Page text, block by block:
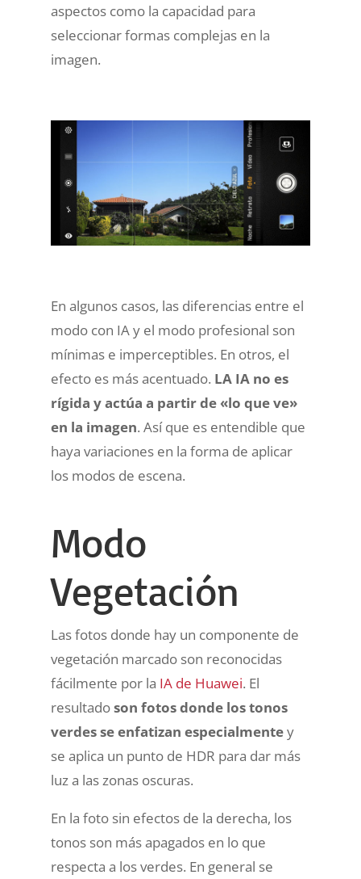
aspectos como la capacidad para
seleccionar formas complejas en la
imagen.
En algunos casos, las diferencias entre el
modo con IA y el modo profesional son
mínimas e imperceptibles. En otros, el
efecto es más acentuado. LA IA no es
rígida y actúa a partir de «lo que ve»
en la imagen. Así que es entendible que
haya variaciones en la forma de aplicar
los modos de escena.
Modo
Vegetación
Las fotos donde hay un componente de
vegetación marcado son reconocidas
fácilmente por la IA de Huawei. El
resultadoson fotos donde los tonos
verdes se enfatizan especialmentey
se aplica un punto de HDR para dar más
luz a las zonas oscuras.
En la foto sin efectos de la derecha, los
tonos son más apagados en lo que
respecta a los verdes. En general se